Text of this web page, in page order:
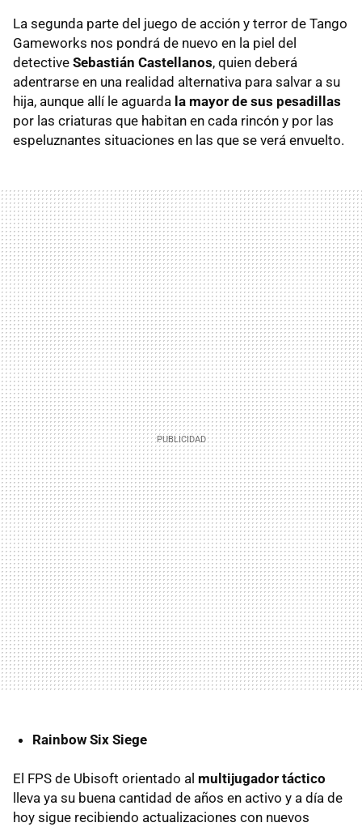
La segunda parte del juego de acción y terror de Tango
Gameworks nos pondrá de nuevo en la piel del
detective Sebastián Castellanos, quien deberá
adentrarse en una realidad alternativa para salvar a su
hija, aunque allí le aguarda la mayor de sus pesadillas
por las criaturas que habitan en cada rincón y por las
espeluznantes situaciones en las que se verá envuelto.
Rainbow Six Siege
El FPS de Ubisoft orientado al multijugador táctico
lleva ya su buena cantidad de años en activo y a día de
hoy sigue recibiendo actualizaciones con nuevos